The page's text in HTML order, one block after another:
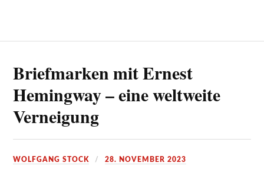
Briefmarken mit Ernest
Hemingway – eine weltweite
Verneigung
WOLFGANG STOCK 28. NOVEMBER 2023